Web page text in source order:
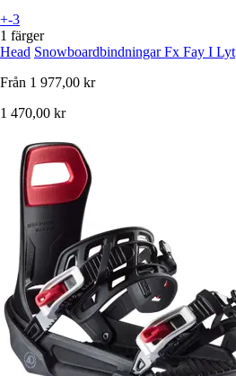
+-3
1 färger
Head Snowboardbindningar Fx Fay I Lyt
Från 1 977,00 kr
1 470,00 kr